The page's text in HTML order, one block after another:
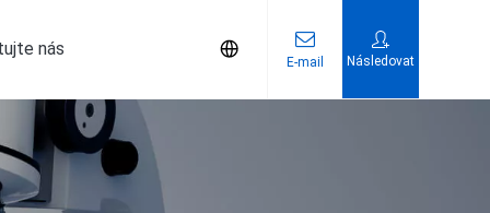
nás
E-mail Následovat